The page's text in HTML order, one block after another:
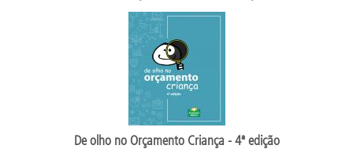
De olho no Orçamento Criança - 4ª edição